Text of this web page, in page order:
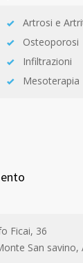
Artrosi e
Osteoporosi
Infiltrazioni
Mesoterapia
Ficai, 36
San savino,